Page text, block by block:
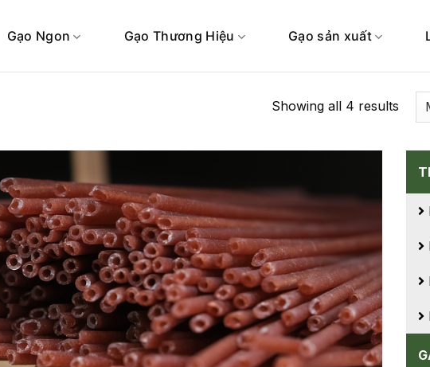
Gạo Ngon Gạo Thương Hiệu Gạo sản xuất
Showing all 4 results